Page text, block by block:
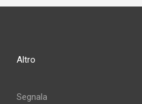
Altro
Segnala